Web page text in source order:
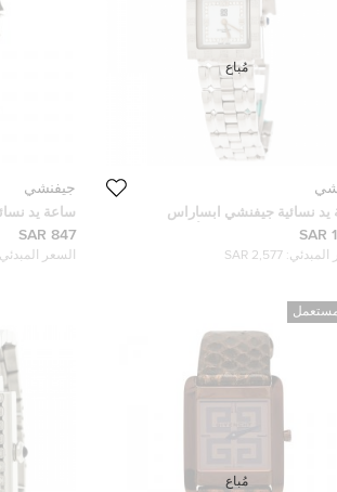
يد نسائية جيفنشي ابساراس
المبدئي: 2,577 SAR
مُباع
جيفنشي
92438731 ستانلس ستيل بيضاء 22مم
847 SAR
السعر
مُباع